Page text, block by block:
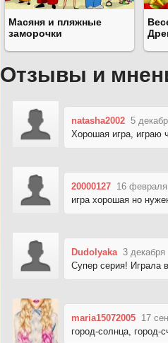
Масяня и пляжные
заморочки
Отзывы и
natasha2002 5
Хорошая игра, играю
20000127 16
игра хорошая но
Dudolyaka 3 декабря
Супер серия! Играла
maria15072005 17
город-солнца, город-